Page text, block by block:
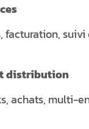
facturation,
distribution
achats, multi-